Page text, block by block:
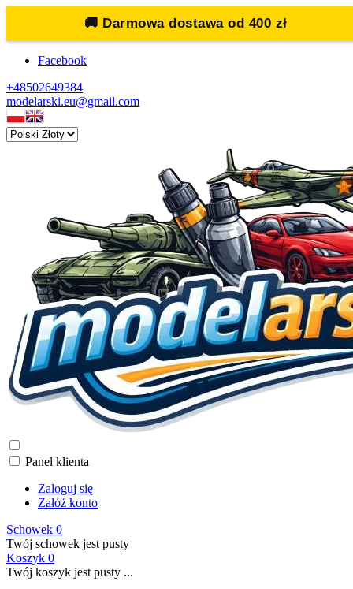
🚚 Darmowa dostawa od 400 zł
Facebook
+48502649384
modelarski.eu@gmail.com
Panel klienta
Zaloguj się
Załóż konto
Schowek 0
Twój schowek jest pusty
Koszyk 0
Twój koszyk jest pusty ...